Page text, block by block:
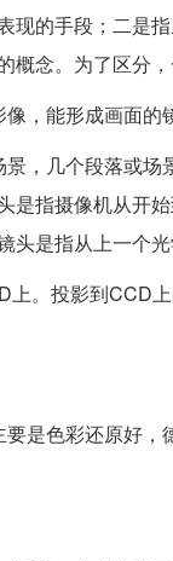
的手段；二是
念。为了区分
，能形成画面的
，几个段落或
指摄像机从开
是指从上一个
。投影到CCD
是色彩还原好